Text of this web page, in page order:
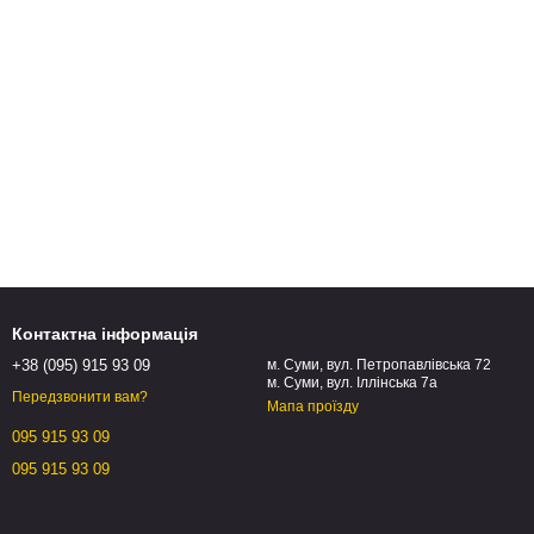
Контактна інформація
+38 (095) 915 93 09
Передзвонити вам?
095 915 93 09
095 915 93 09
м. Суми, вул. Петропавлівська 72
м. Суми, вул. Іллінська 7а
Мапа проїзду